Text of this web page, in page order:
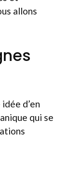
allons
d’en
qui se